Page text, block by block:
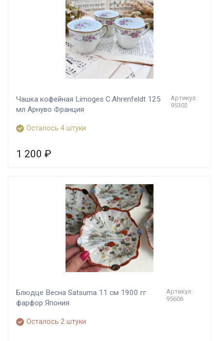
Чашка кофейная Limoges C.Ahrenfeldt 125
мл Арнуво Франция
Артикул:
95302
Осталось 4 штуки
1 200 ₽
Блюдце Весна Satsuma 11 см 1900 гг
фарфор Япония
Артикул:
95606
Осталось 2 штуки